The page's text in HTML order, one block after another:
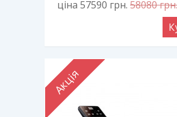
ціна 57590 грн. 58080грн.
Акція